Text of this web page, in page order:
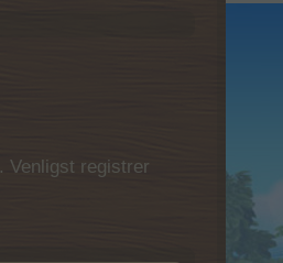
Venligst registrer